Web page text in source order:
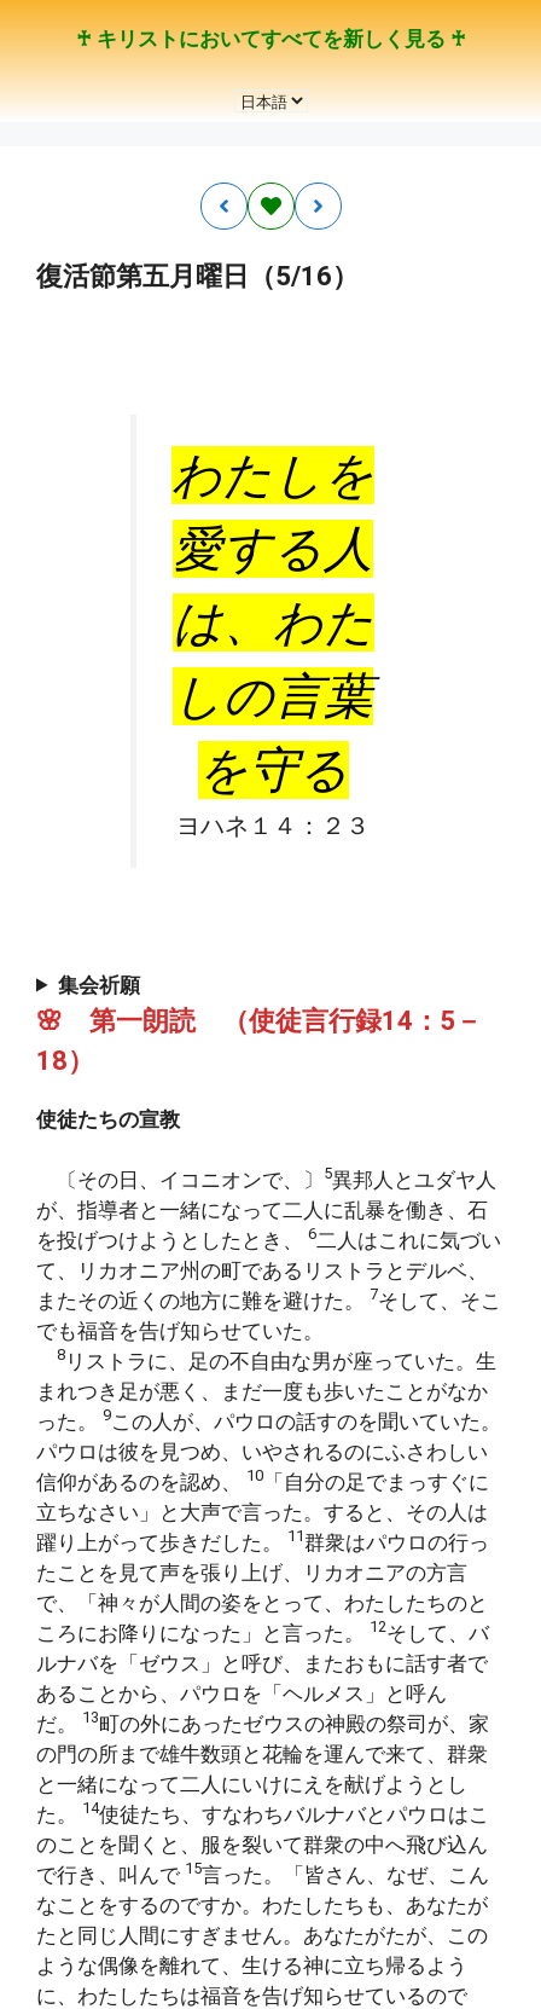
コ
ン
テ
ン
♰ キリストにおいてすべてを新しく見る ♰
言
選
択
復活節第五月曜日（5/16）
わたしを
愛する人
は、わた
しの言葉
を守る
ヨハネ１４：２３
集会祈願
🌸 第一朗読 （使徒言行録14：5－
18）
使徒たちの宣教
〔その日、イコニオンで、〕 5異邦人とユダヤ人
が、指導者と一緒になって二人に乱暴を働き、石
を投げつけようとしたとき、
6二人はこれに気づい
て、リカオニア州の町であるリストラとデルベ、
またその近くの地方に難を避けた。
7そして、そこ
でも福音を告げ知らせていた。
8 リストラに、足の不自由な男が座っていた。生
まれつき足が悪く、まだ一度も歩いたことがなか
った。
9この人が、パウロの話すのを聞いていた。
パウロは彼を見つめ、いやされるのにふさわしい
信仰があるのを認め、
10
「自分の足でまっすぐに
立ちなさい」と大声で言った。すると、その人は
躍り上がって歩きだした。
11群衆はパウロの行っ
たことを見て声を張り上げ、リカオニアの方言
で、「神々が人間の姿をとって、わたしたちのと
ころにお降りになった」と言った。
12そして、バ
ルナバを「ゼウス」と呼び、またおもに話す者で
あることから、パウロを「ヘルメス」と呼ん
だ。
13町の外にあったゼウスの神殿の祭司が、家
の門の所まで雄牛数頭と花輪を運んで来て、群衆
と一緒になって二人にいけにえを献げようとし
た。
14使徒たち、すなわちバルナバとパウロはこ
のことを聞くと、服を裂いて群衆の中へ飛び込ん
で行き、叫んで 15言った。「皆さん、なぜ、こん
なことをするのですか。わたしたちも、あなたが
たと同じ人間にすぎません。あなたがたが、この
ような偶像を離れて、生ける神に立ち帰るよう
に、わたしたちは福音を告げ知らせているので